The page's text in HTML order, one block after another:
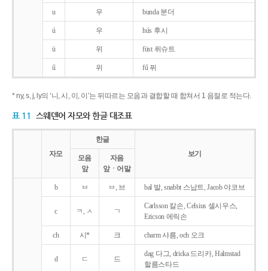
u 우 bunda 분더
ú 우 hús 후시
ü 위 füst 퓌슈트
ű 위 fű 퓌
* ny, s, j, ly의 ‘니, 시, 이, 이’는 뒤따르는 모음과 결합할 때 합쳐서 1 음절로 적는다.
표 11 스웨덴어 자모와 한글 대조표
자모
한글
보기
모음
앞
자음
앞ㆍ어말
b ㅂ ㅂ, 브 bal 발, snabbt 스납트, Jacob 야코브
c ㅋ, ㅅ ㄱ
Carlsson 칼손, Celsius 셀시우스,
Ericson 에릭손
ch 시* 크 charm 샤름, och 오크
d ㄷ 드
dag 다그, dricka 드리카, Halmstad
할름스타드